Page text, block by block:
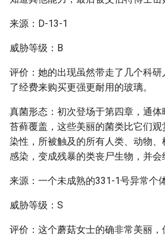
来源：D-13-1
威胁等级：B
评价：她的出现虽然带走了几个科
了经费来购买更强更耐用的玻璃。
真菌形态：初次登场于第四章，通
苔藓覆盖，这些美丽的菌类比它们
染性，所被触及的所有人类、动物
感染，变成残暴的类丧尸生物，并会
来源：一个未成熟的331-1号异常个
威胁等级：S
评价：这个蘑菇女士的确非常美丽